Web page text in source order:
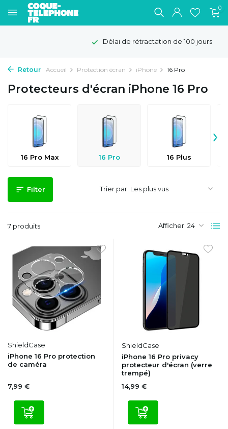
0
Délai de rétractation de 100 jours
Retour Accueil Protection écran iPhone 16 Pro
Protecteurs d'écran iPhone 16 Pro
16 Pro Max 16 Pro 16 Plus
›
Filter
7 produits Afficher:
Trier par:
ShieldCase
iPhone 16 Pro protection
de caméra
7,99 €
ShieldCase
iPhone 16 Pro privacy
protecteur d'écran (verre
trempé)
14,99 €